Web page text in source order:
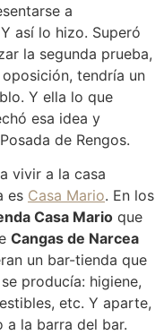
a
así lo hizo. Superó
la segunda prueba,
tendría un
Y ella lo que
esa idea y
de Rengos.
vivir a la casa
es Casa Mario. En los
Casa Mario que
Cangas de Narcea
un bar-tienda que
producía: higiene,
etc. Y aparte,
a la barra del bar.